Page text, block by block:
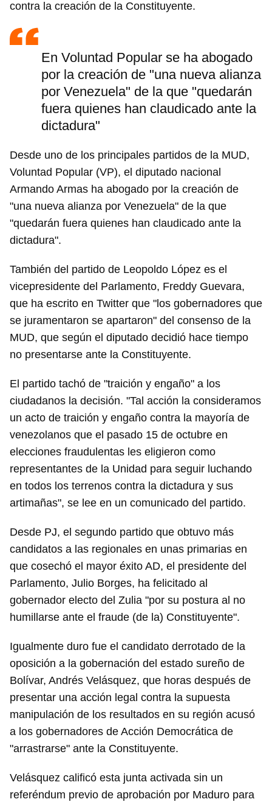
contra la creación de la Constituyente.
En Voluntad Popular se ha abogado
por la creación de "una nueva alianza
por Venezuela" de la que "quedarán
fuera quienes han claudicado ante la
dictadura"
Desde uno de los principales partidos de la MUD,
Voluntad Popular (VP), el diputado nacional
Armando Armas ha abogado por la creación de
"una nueva alianza por Venezuela" de la que
"quedarán fuera quienes han claudicado ante la
dictadura".
También del partido de Leopoldo López es el
vicepresidente del Parlamento, Freddy Guevara,
que ha escrito en Twitter que "los gobernadores que
se juramentaron se apartaron" del consenso de la
MUD, que según el diputado decidió hace tiempo
no presentarse ante la Constituyente.
El partido tachó de "traición y engaño" a los
ciudadanos la decisión. "Tal acción la consideramos
un acto de traición y engaño contra la mayoría de
venezolanos que el pasado 15 de octubre en
elecciones fraudulentas les eligieron como
representantes de la Unidad para seguir luchando
en todos los terrenos contra la dictadura y sus
artimañas", se lee en un comunicado del partido.
Desde PJ, el segundo partido que obtuvo más
candidatos a las regionales en unas primarias en
que cosechó el mayor éxito AD, el presidente del
Parlamento, Julio Borges, ha felicitado al
gobernador electo del Zulia "por su postura al no
humillarse ante el fraude (de la) Constituyente".
Igualmente duro fue el candidato derrotado de la
oposición a la gobernación del estado sureño de
Bolívar, Andrés Velásquez, que horas después de
presentar una acción legal contra la supuesta
manipulación de los resultados en su región acusó
a los gobernadores de Acción Democrática de
"arrastrarse" ante la Constituyente.
Velásquez calificó esta junta activada sin un
referéndum previo de aprobación por Maduro para